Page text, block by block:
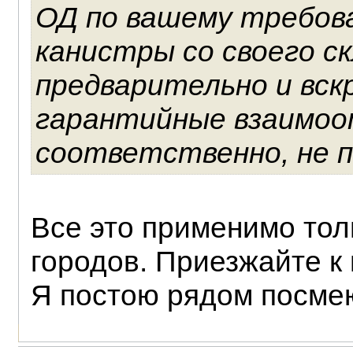
ОД по вашему
канистры со своего
предварительно и
гарантийные
соответственно, не
Все это применимо
городов. Приезжайте
Я постою рядом